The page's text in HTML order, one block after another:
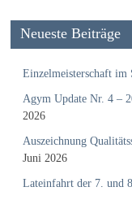
Neueste Beiträge
Einzelmeisterschaft im
Agym Update Nr. 4 –
2026
Auszeichnung
Juni 2026
Lateinfahrt der 7. und